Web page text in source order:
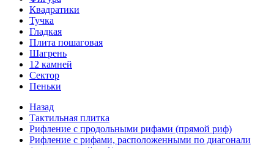
Квадратики
Тучка
Гладкая
Плита пошаговая
Шагрень
12 камней
Сектор
Пеньки
Назад
Тактильная плитка
Рифление с продольными рифами (прямой риф)
Рифление с рифами, расположенными по диагонали